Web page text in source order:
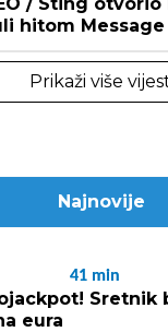
hitom
Prikaži više
Najnovije
41 min
Sretnik
eura